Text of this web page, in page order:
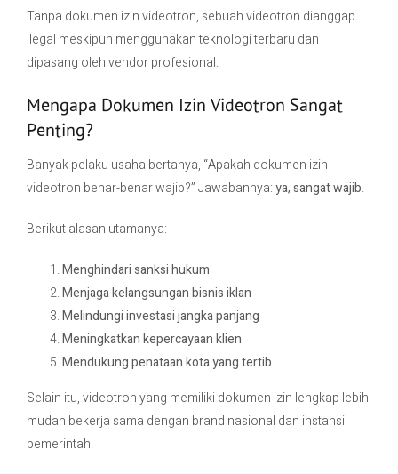
Tanpa dokumen izin videotron, sebuah videotron dianggap
ilegal meskipun menggunakan teknologi terbaru dan
dipasang oleh vendor profesional.
Mengapa Dokumen Izin Videotron Sangat
Penting?
Banyak pelaku usaha bertanya, “Apakah dokumen izin
videotron benar-benar wajib?” Jawabannya:ya, sangat wajib.
Berikut alasan utamanya:
Menghindari sanksi hukum
Menjaga kelangsungan bisnis iklan
Melindungi investasi jangka panjang
Meningkatkan kepercayaan klien
Mendukung penataan kota yang tertib
Selain itu, videotron yang memiliki dokumen izin lengkap lebih
mudah bekerja sama dengan brand nasional dan instansi
pemerintah.